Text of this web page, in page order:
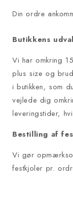
Din ordre
Butikkens
Vi har omkring
plus size og
i butikken, som
vejlede dig
leveringstider,
Bestilling af
Vi gør
festkjoler pr.